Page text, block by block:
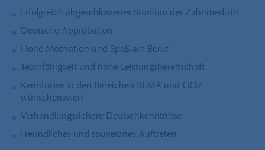
Erfolgreich abgeschlossenes Studium der Zahnmedizin
Deutsche Approbation
Hohe Motivation und Spaß am Beruf
Teamfähigkeit und hohe Leistungsbereitschaft
Kenntnisse in den Bereichen BEMA und GOZ
wünschenswert
Verhandlungssichere Deutschkenntnisse
Freundliches und souveränes Auftreten